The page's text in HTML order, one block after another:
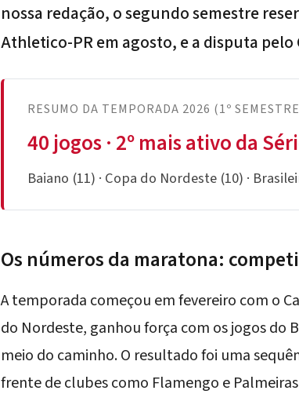
nossa redação, o segundo semestre
Athletico-PR em agosto, e a disputa pelo
RESUMO DA TEMPORADA 2026 (1º
40 jogos · 2º mais ativo da
Baiano (11) · Copa do Nordeste (10) ·
Os números da maratona:
A temporada começou em fevereiro com o
do Nordeste, ganhou força com os jogos do
meio do caminho. O resultado foi uma
frente de clubes como Flamengo e